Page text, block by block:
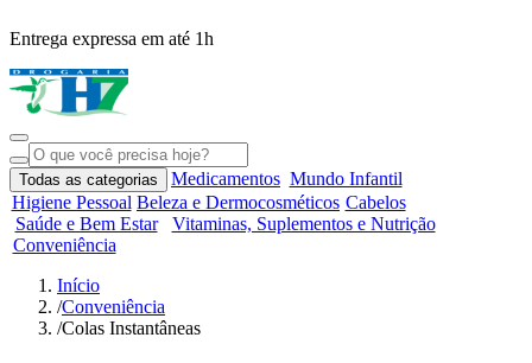
Entrega expressa em até 1h
Todas as categorias Medicamentos Mundo Infantil
Higiene Pessoal Beleza e Dermocosméticos Cabelos
Saúde e Bem Estar
Vitaminas, Suplementos e Nutrição
Conveniência
Início
/Conveniência
/Colas Instantâneas